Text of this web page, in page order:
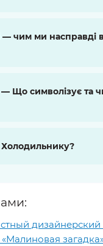
— чим ми насправді
— Що символізує та
Холодильнику?
дизайнерский